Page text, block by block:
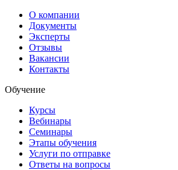
О компании
Документы
Эксперты
Отзывы
Вакансии
Контакты
Обучение
Курсы
Вебинары
Семинары
Этапы обучения
Услуги по отправке
Ответы на вопросы